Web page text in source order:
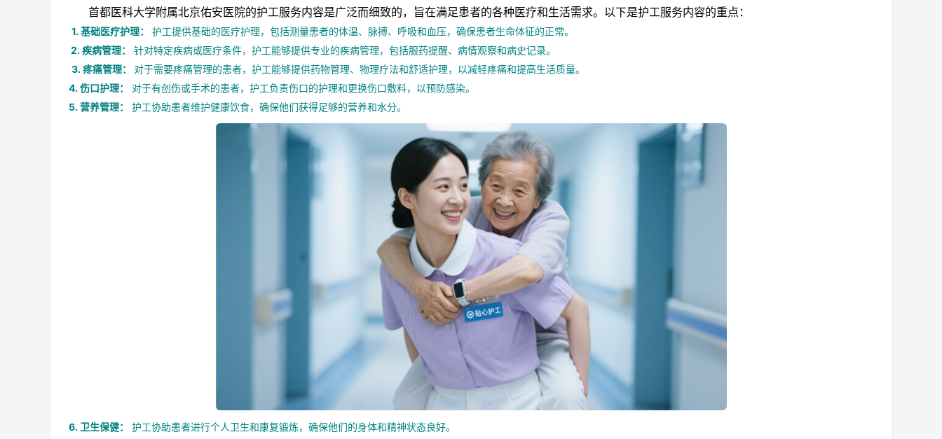
首都医科大学附属北京佑安医院的护工服务内容是广泛而细致的，旨在满足患者的各种医疗和生活需求。以下是护工服务内容的重点：
1. 基础医疗护理：
护工提供基础的医疗护理，包括测量患者的体温、脉搏、呼吸和血压，确保患者生命体征的正常。
2. 疾病管理：
针对特定疾病或医疗条件，护工能够提供专业的疾病管理，包括服药提醒、病情观察和病史记录。
3. 疼痛管理： 对于需要疼痛管理的患者，护工能够提供药物管理、物理疗法和舒适护理，以减轻疼痛和提高生活质量。
4. 伤口护理：
对于有创伤或手术的患者，护工负责伤口的护理和更换伤口敷料，以预防感染。
5. 营养管理：
护工协助患者维护健康饮食，确保他们获得足够的营养和水分。
6. 卫生保健：
护工协助患者进行个人卫生和康复锻炼，确保他们的身体和精神状态良好。